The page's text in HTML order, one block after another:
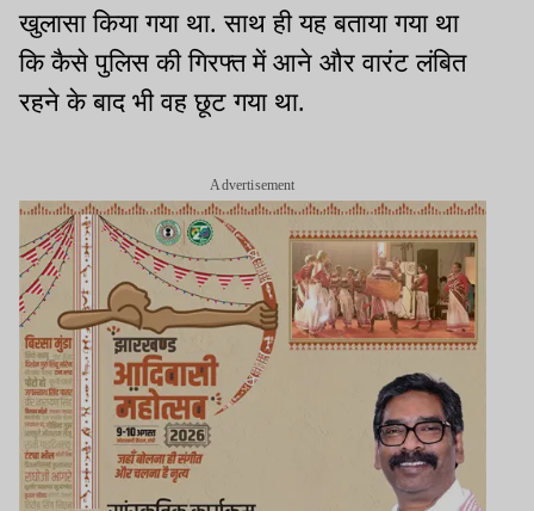
खुलासा किया गया था. साथ ही यह बताया गया था
कि कैसे पुलिस की गिरफ्त में आने और वारंट लंबित
रहने के बाद भी वह छूट गया था.
Advertisement